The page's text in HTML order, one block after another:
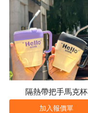
隔熱帶把手馬克杯
加入報價單